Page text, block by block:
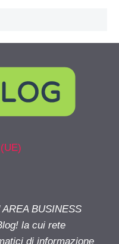
BUSINESS
la cui rete
di informazione